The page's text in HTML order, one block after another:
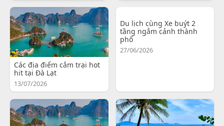
Các địa điểm cắm trại hot
hit tại Đà Lạt
13/07/2026
Du lịch cùng Xe buýt 2
tầng ngắm cảnh thành
phố
27/06/2026